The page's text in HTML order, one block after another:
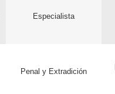
Especialista
Penal y Extradición